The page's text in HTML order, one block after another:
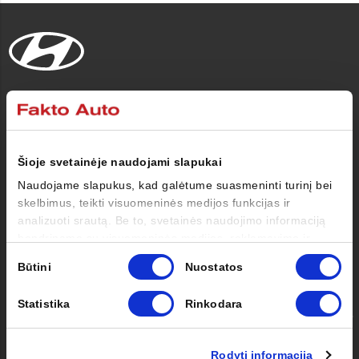
Šioje svetainėje naudojami slapukai
Naudojame slapukus, kad galėtume suasmeninti turinį bei
skelbimus, teikti visuomeninės medijos funkcijas ir
analizuoti srautą. Be to, svetainės naudojimo informaciją
analizės partneriais, kurie gali ją pridėti prie kitos jūsų
pateiktos arba naudojant paslaugas surinktos informacijos.
Būtini Nuostatos
Statistika Rinkodara
Rodyti informaciją
Automobiliai
Pirkėjui
Savininkui
Apie mus